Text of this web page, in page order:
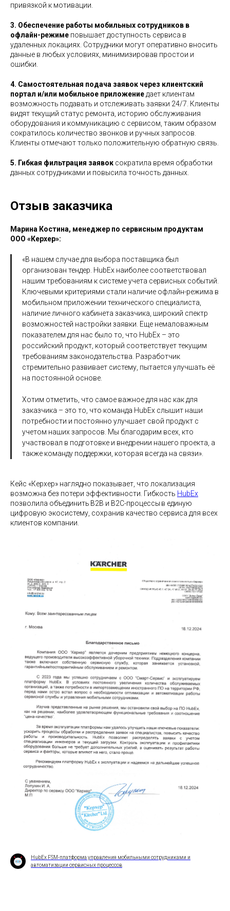
привязкой к мотивации.
3. Обеспечение работы мобильных сотрудников в
офлайн-режиме повышает доступность сервиса в
удаленных локациях. Сотрудники могут оперативно вносить
данные в любых условиях, минимизировав простои и
ошибки.
4. Самостоятельная подача заявок через клиентский
портал и/или мобильное приложение дает клиентам
возможность подавать и отслеживать заявки 24/7. Клиенты
видят текущий статус ремонта, историю обслуживания
оборудования и коммуникацию с сервисом, таким образом
сократилось количество звонков и ручных запросов.
Клиенты отмечают только положительную обратную связь.
5. Гибкая фильтрация заявок сократила время обработки
данных сотрудниками и повысила точность данных.
Отзыв заказчика
Марина Костина, менеджер по сервисным продуктам
ООО «Керхер»:
«В нашем случае для выбора поставщика был
организован тендер. HubEx наиболее соответствовал
нашим требованиям к системе учета сервисных событий.
Ключевыми критериями стали наличие офлайн-режима в
мобильном приложении технического специалиста,
наличие личного кабинета заказчика, широкий спектр
возможностей настройки заявки. Еще немаловажным
показателем для нас было то, что HubEx – это
российский продукт, который соответствует текущим
требованиям законодательства. Разработчик
стремительно развивает систему, пытается улучшать её
на постоянной основе.
Хотим отметить, что самое важное для нас как для
заказчика – это то, что команда HubEx слышит наши
потребности и постоянно улучшает свой продукт с
учетом наших запросов. Мы благодарим всех, кто
участвовал в подготовке и внедрении нашего проекта, а
также команду поддержки, которая всегда на связи».
Кейс «Керхер» наглядно показывает, что локализация
возможна без потери эффективности. Гибкость HubEx
позволила объединить B2B и B2C-процессы в единую
цифровую экосистему, сохранив качество сервиса для всех
клиентов компании.
HubEx FSM-платформа управления мобильными сотрудниками и
автоматизации сервисных процессов